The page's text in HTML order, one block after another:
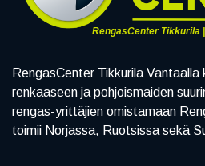
RengasCenter Tikkurila
RengasCenter Tikkurila Vantaalla
renkaaseen ja pohjoismaiden
rengas-yrittäjien omistamaan
toimii Norjassa, Ruotsissa sekä